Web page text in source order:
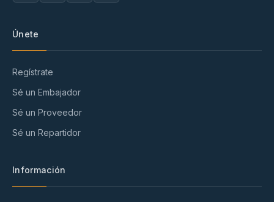
Únete
Regístrate
Sé un Embajador
Sé un Proveedor
Sé un Repartidor
Información